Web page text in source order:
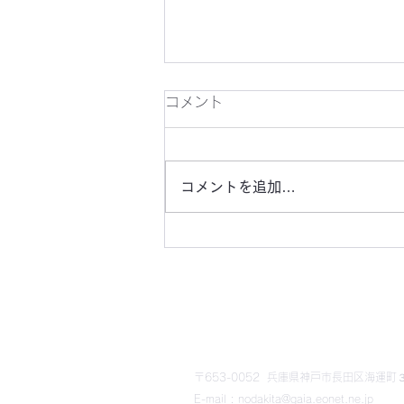
かわらばん303号
コメント
コメントを追加…
〒653-0052 兵庫県神戸市長田区海運町
E-mail : nodakita@gaia.eonet.ne.jp